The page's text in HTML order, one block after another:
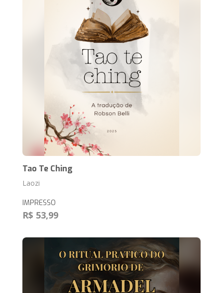
Tao Te Ching
Laozi
IMPRESSO
R$ 53,99